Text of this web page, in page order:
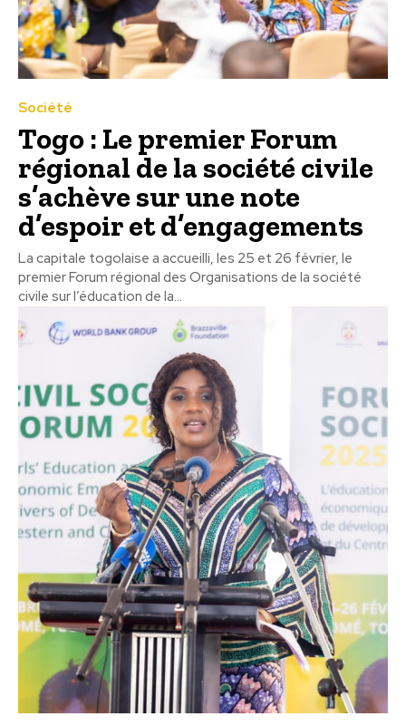
Société
Togo : Le premier Forum
régional de la société civile
s’achève sur une note
d’espoir et d’engagements
La capitale togolaise a accueilli, les 25 et 26 février, le
premier Forum régional des Organisations de la société
civile sur l’éducation de la...